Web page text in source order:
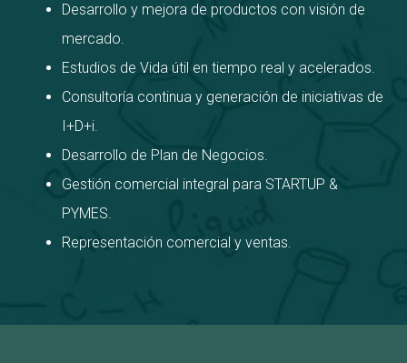
Desarrollo y mejora de productos con visión de
mercado.
Estudios de Vida útil en tiempo real y acelerados.
Consultoría continua y generación de iniciativas de
I+D+i.
Desarrollo de Plan de Negocios.
Gestión comercial integral para STARTUP &
PYMES.
Representación comercial y ventas.